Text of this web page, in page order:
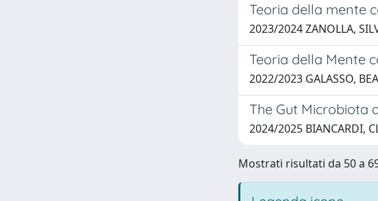
Teoria della mente
2023/2024 ZANOLLA,
Teoria della Mente
2022/2023 GALASSO,
The Gut Microbiota
2024/2025 BIANCARDI,
Mostrati risultati da 50 a